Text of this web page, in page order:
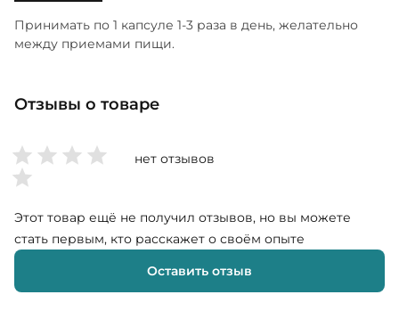
Принимать по 1 капсуле 1-3 раза в день, желательно
между приемами пищи.
Отзывы о товаре
нет отзывов
Этот товар ещё не получил отзывов, но вы можете
стать первым, кто расскажет о своём опыте
Оставить отзыв